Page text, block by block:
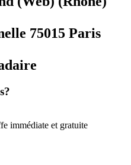
75015 Paris
immédiate et gratuite